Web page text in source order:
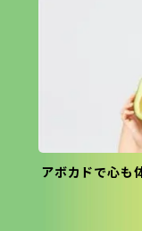
アボカドで心も